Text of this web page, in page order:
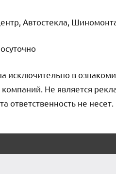
Автостекла,
исключительно в
Не является
ответственность не несет.